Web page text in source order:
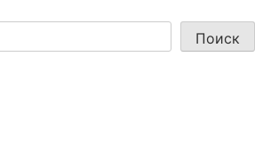
Поиск